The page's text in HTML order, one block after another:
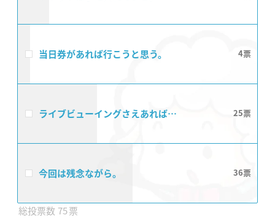
当日券があれば行こうと思う。 4
ライブビューイングさえあれば… 25
今回は残念ながら。 36
75